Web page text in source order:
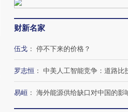
财新名家
伍戈 ： 停不下来的价格？
罗志恒 ： 中美人工智能竞争：道路比
易峘 ： 海外能源供给缺口对中国的影